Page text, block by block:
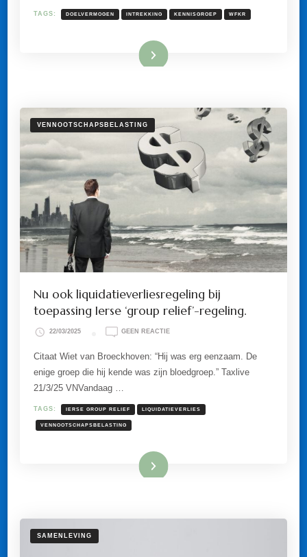
INGETROKKEN
VPB
TAGS: DOELVERMOGEN INTREKKING KENNISGROEP WFKR
Lees meer
VENNOOTSCHAPSBELASTING
Nu ook liquidatieverliesregeling bij
toepassing Ierse ‘group relief’-regeling.
22/03/2025 GEEN REACTIEOP
LIQUIDATIEVERLIESREGELING
BIJ
‘GROUP
RELIEF’-
Citaat Wiet van Broeckhoven: “Hij was erg eenzaam. De
enige groep die hij kende was zijn bloedgroep.” Taxlive
21/3/25 VNVandaag …
TAGS: IERSE GROUP RELIEF LIQUIDATIEVERLIES
VENNOOTSCHAPSBELASTING
Lees meer
SAMENLEVING